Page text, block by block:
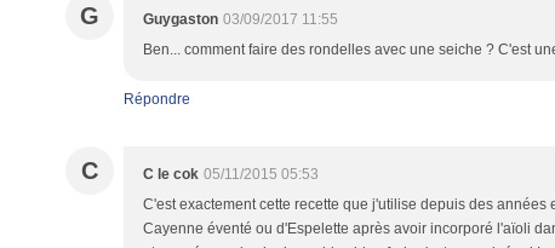
G Guygaston 03/09/2017 11:55
Ben... comment faire des rondelles avec une seiche ? C'est
Répondre
C C le cok 05/11/2015 05:53
C'est exactement cette recette que j'utilise depuis des
Cayenne éventé ou d'Espelette après avoir incorporé l'aïoli